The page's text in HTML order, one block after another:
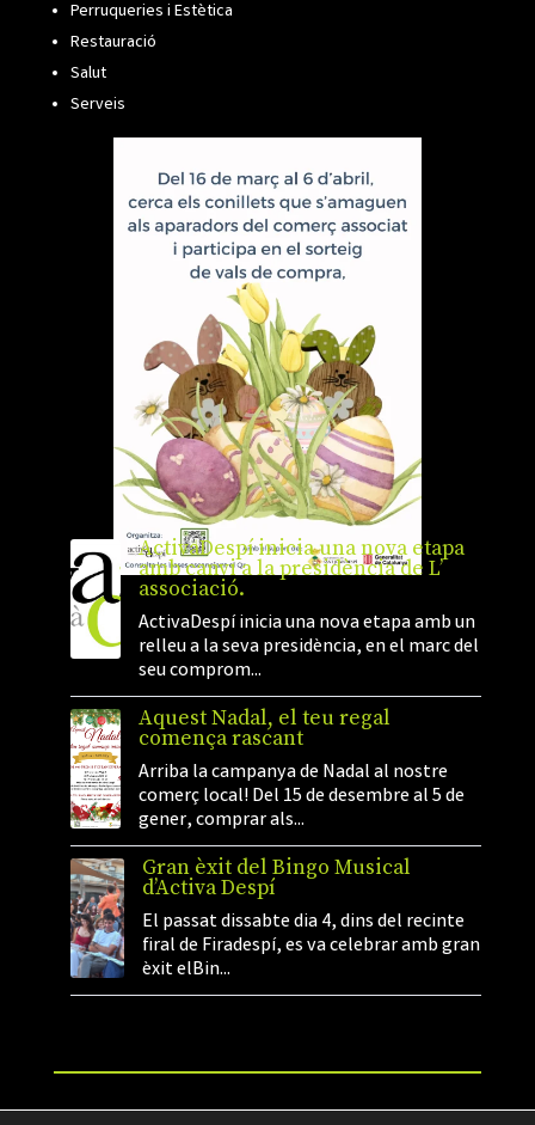
Perruqueries i Estètica
Restauració
Salut
Serveis
ActivaDespí inicia una nova etapa
amb canvi a la presidència de L’
associació.
ActivaDespí inicia una nova etapa amb un
relleu a la seva presidència, en el marc del
seu comprom...
Aquest Nadal, el teu regal
comença rascant
Arriba la campanya de Nadal al nostre
comerç local! Del 15 de desembre al 5 de
gener, comprar als...
Gran èxit del Bingo Musical
d’Activa Despí
El passat dissabte dia 4, dins del recinte
firal de Firadespí, es va celebrar amb gran
èxit elBin...